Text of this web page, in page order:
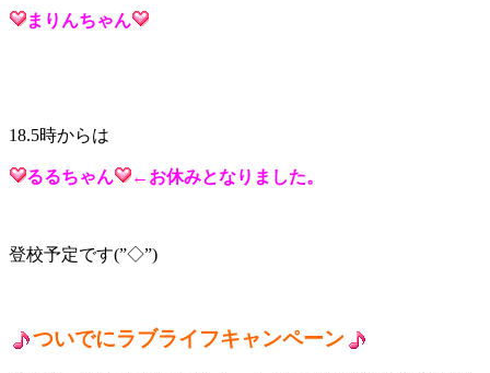
まりんちゃん
18.5時からは
るるちゃん ←お休みとなりました。
登校予定です(”◇”)ゞ
ついでにラブライフキャンペーン